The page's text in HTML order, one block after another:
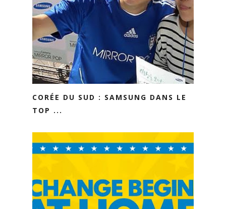
CORÉE DU SUD : SAMSUNG DANS LE
TOP ...